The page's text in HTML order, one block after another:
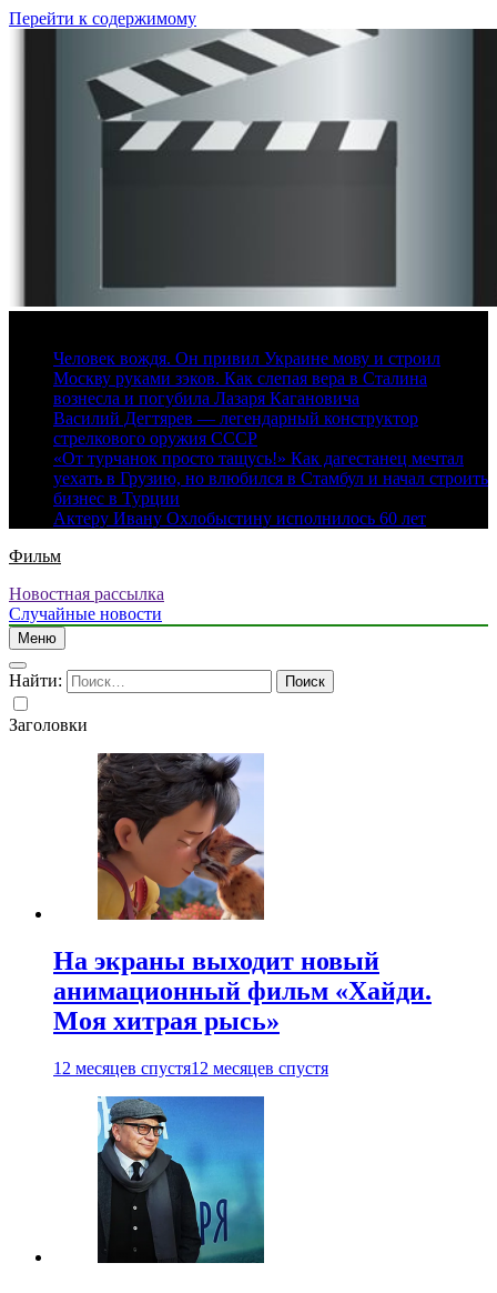
Перейти к содержимому
Человек вождя. Он привил Украине мову и строил
Москву руками зэков. Как слепая вера в Сталина
вознесла и погубила Лазаря Кагановича
Василий Дегтярев — легендарный конструктор
стрелкового оружия СССР
«От турчанок просто тащусь!» Как дагестанец мечтал
уехать в Грузию, но влюбился в Стамбул и начал строить
бизнес в Турции
Актеру Ивану Охлобыстину исполнилось 60 лет
Фильм
Новостная рассылка
Случайные новости
Меню
Найти:
Заголовки
На экраны выходит новый
анимационный фильм «Хайди.
Моя хитрая рысь»
12 месяцев спустя12 месяцев спустя